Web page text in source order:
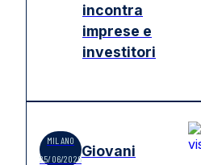
incontra
imprese e
investitori
MILANO
25/06/2026Giovani